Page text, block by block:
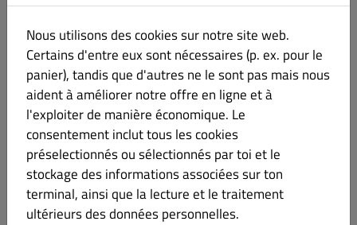
India € 16.00
Crème fraîche, mozzarella, curry, blanc de volaille,
oignons et miel.
Pizza Burger
Sauce burger, moutarde, fromage, cheddar,
tomates fraîches, viande hachée et cornichons.
Nous utilisons des cookies sur notre site web.
Certains d'entre eux sont nécessaires (p. ex. pour le
panier), tandis que d'autres ne le sont pas mais nous
aident à améliorer notre offre en ligne et à
l'exploiter de manière économique. Le
consentement inclut tous les cookies
préselectionnés ou sélectionnés par toi et le
stockage des informations associées sur ton
terminal, ainsi que la lecture et le traitement
ultérieurs des données personnelles.